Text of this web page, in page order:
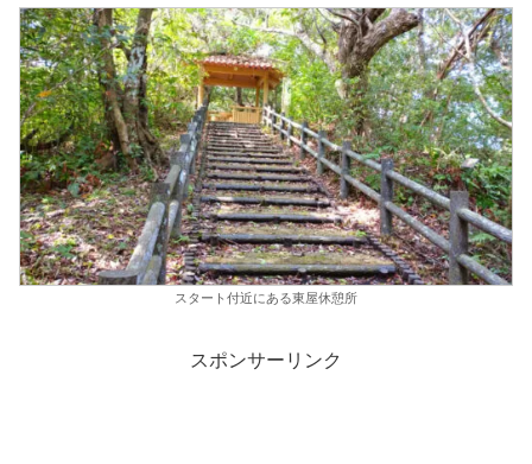
スタート付近にある東屋休憩所
スポンサーリンク